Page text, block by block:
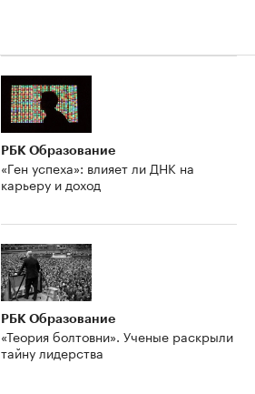
РБК Образование
«Ген успеха»: влияет ли ДНК на
карьеру и доход
РБК Образование
«Теория болтовни». Ученые раскрыли
тайну лидерства